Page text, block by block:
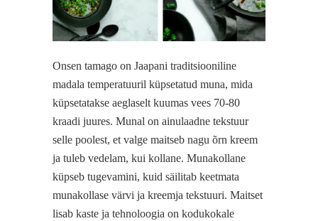
Onsen tamago on Jaapani traditsiooniline
madala temperatuuril küpsetatud muna, mida
küpsetatakse aeglaselt kuumas vees 70-80
kraadi juures. Munal on ainulaadne tekstuur
selle poolest, et valge maitseb nagu õrn kreem
ja tuleb vedelam, kui kollane. Munakollane
küpseb tugevamini, kuid säilitab keetmata
munakollase värvi ja kreemja tekstuuri. Maitset
lisab kaste ja tehnoloogia on kodukokale